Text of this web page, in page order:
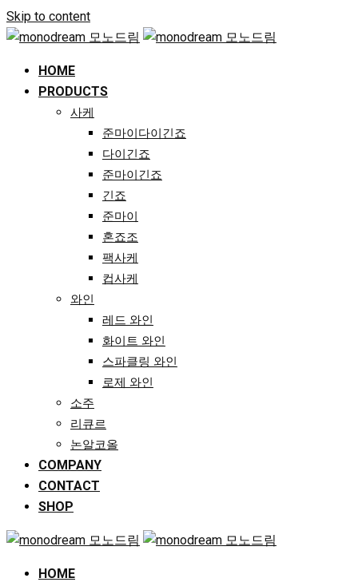
Skip to content
HOME
PRODUCTS
사케
준마이다이긴죠
다이긴죠
준마이긴죠
긴죠
준마이
혼죠조
팩사케
컵사케
와인
레드 와인
화이트 와인
스파클링 와인
로제 와인
소주
리큐르
논알코올
COMPANY
CONTACT
SHOP
HOME